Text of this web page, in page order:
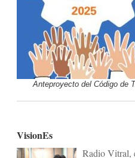
Anteproyecto del Código de
VisionEs
Radio Vitral,